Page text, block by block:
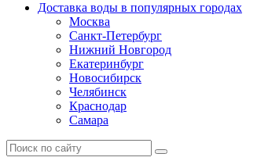
Доставка воды в популярных городах
Москва
Санкт-Петербург
Нижний Новгород
Екатеринбург
Новосибирск
Челябинск
Краснодар
Самара